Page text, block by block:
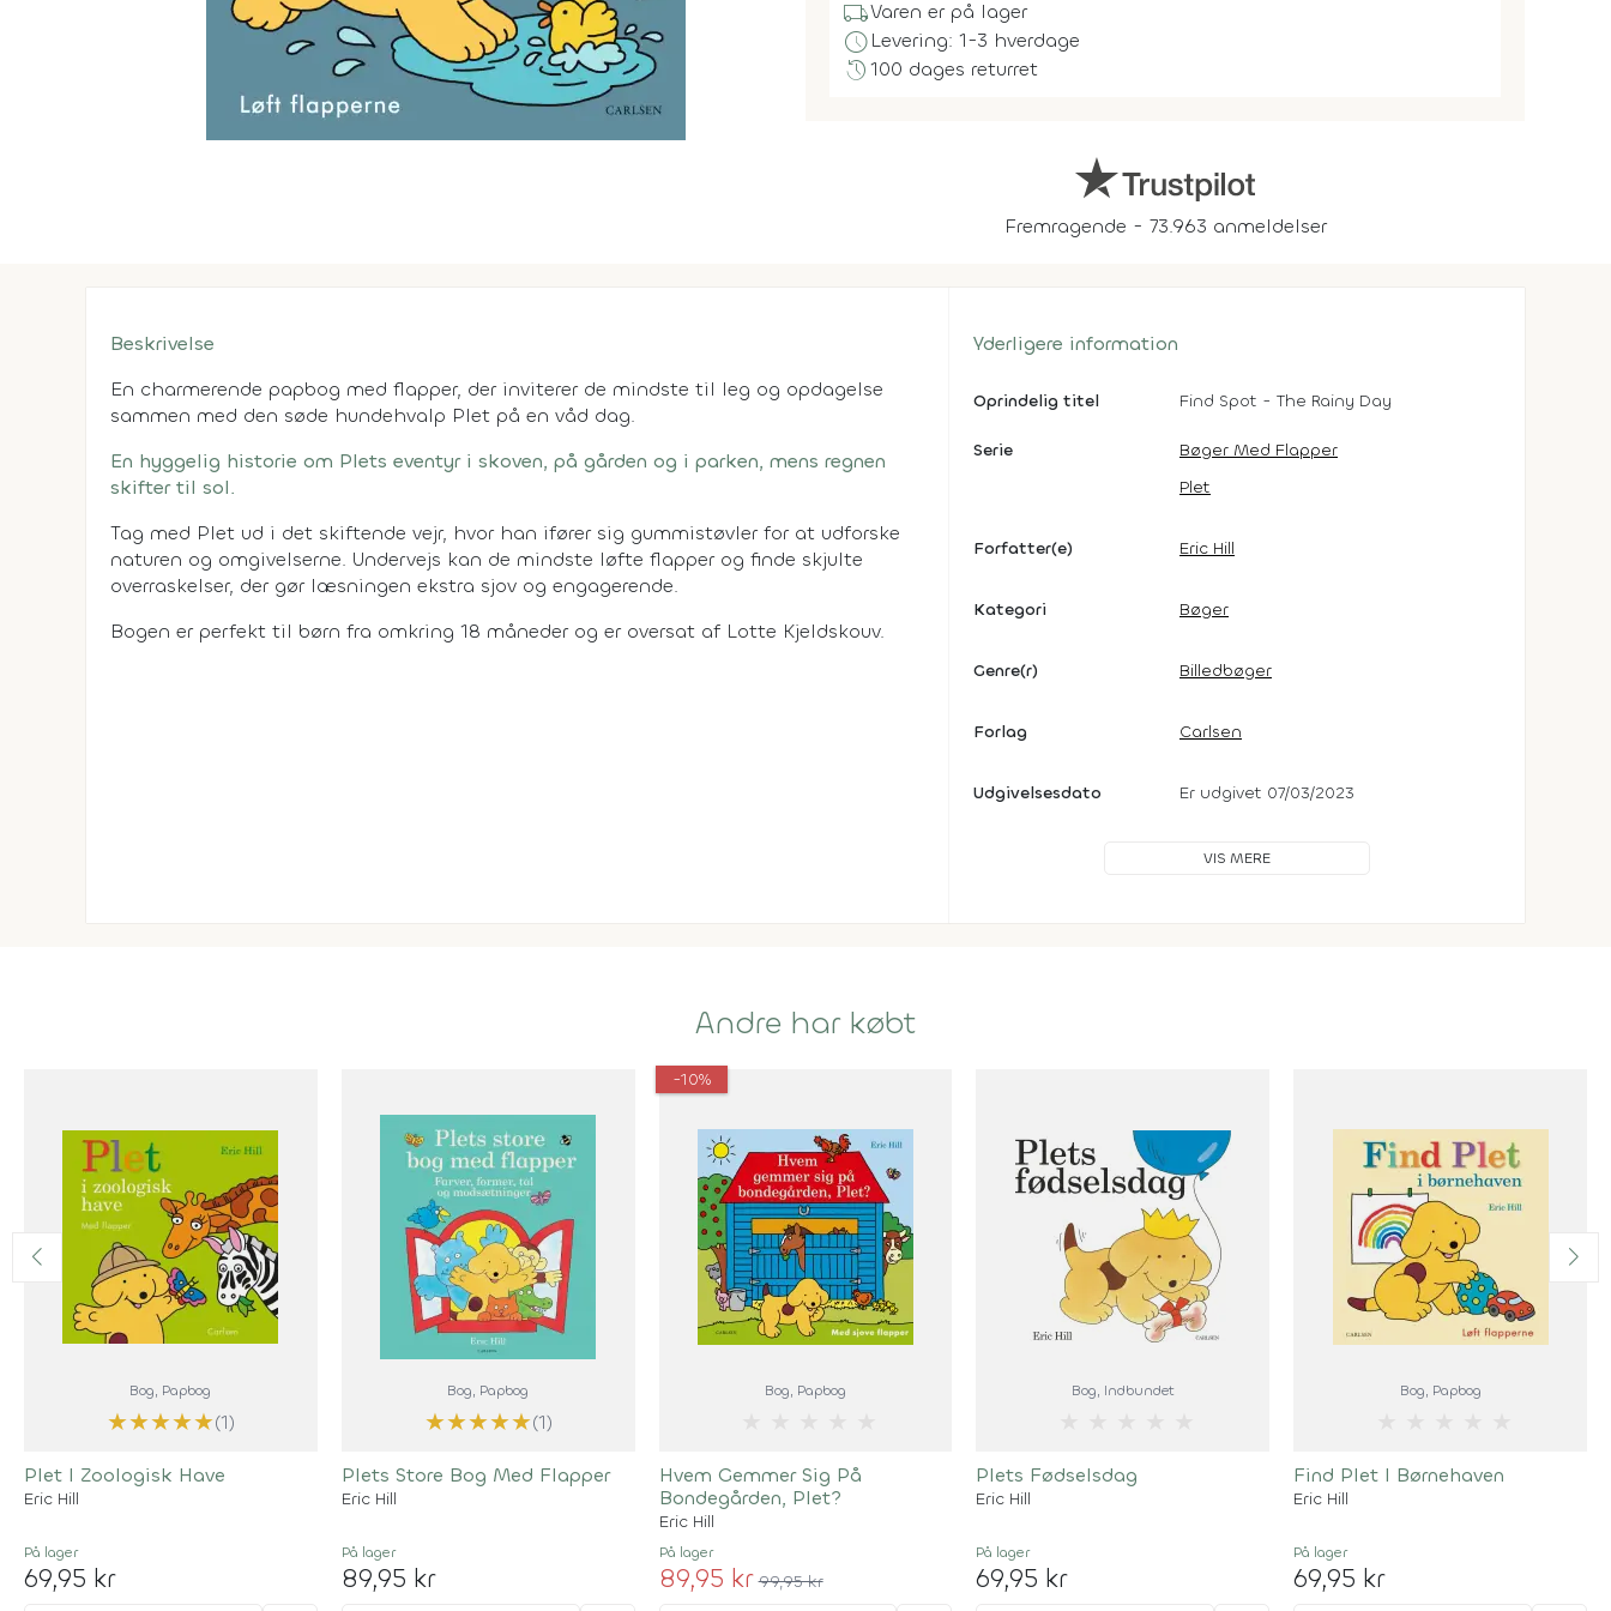
local_shippingVaren er på lager
scheduleLevering: 1-3 hverdage
history100 dages returret
Fremragende - 73.963 anmeldelser
Beskrivelse
En charmerende papbog med flapper, der inviterer de mindste til leg og opdagelse
sammen med den søde hundehvalp Plet på en våd dag.
En hyggelig historie om Plets eventyr i skoven, på gården og i parken, mens regnen
skifter til sol.
Tag med Plet ud i det skiftende vejr, hvor han ifører sig gummistøvler for at udforske
naturen og omgivelserne. Undervejs kan de mindste løfte flapper og finde skjulte
overraskelser, der gør læsningen ekstra sjov og engagerende.
Bogen er perfekt til børn fra omkring 18 måneder og er oversat af Lotte Kjeldskouv.
Yderligere information
Oprindelig titel Find Spot - The Rainy Day
Serie
Bøger Med Flapper
Plet
Forfatter(e) Eric Hill
Kategori Bøger
Genre(r) Billedbøger
Forlag Carlsen
Udgivelsesdato Er udgivet 07/03/2023
VIS MERE
Andre har købt
Bog, Papbog
★★★★★(1)
Plet I Zoologisk Have
Eric Hill
På lager
69,95 kr
Bog, Papbog
★★★★★(1)
Plets Store Bog Med Flapper
Eric Hill
På lager
89,95 kr
-10%
Bog, Papbog
Hvem Gemmer Sig På
Bondegården, Plet?
Eric Hill
På lager
89,95 kr 99,95 kr
Bog, Indbundet
Plets Fødselsdag
Eric Hill
På lager
69,95 kr
Bog, Papbog
Find Plet I Børnehaven
Eric Hill
På lager
69,95 kr